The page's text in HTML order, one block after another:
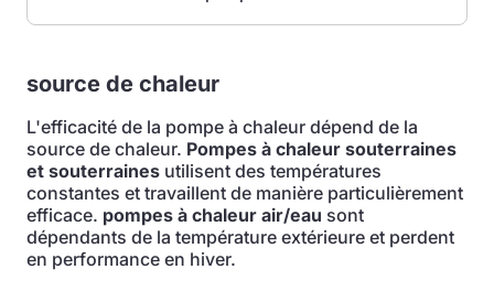
source de chaleur
L'efficacité de la pompe à chaleur dépend de la
source de chaleur. Pompes à chaleur souterraines
et souterraines utilisent des températures
constantes et travaillent de manière particulièrement
efficace. pompes à chaleur air/eau sont
dépendants de la température extérieure et perdent
en performance en hiver.